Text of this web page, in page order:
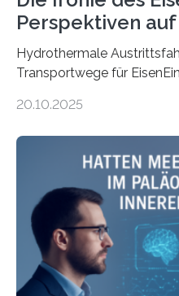
Perspektiven
Hydrothermale
Transportwege für
Umweltwissenschaften der
Stoffkreislauf im Ozean
mit dem Titel „Iron’s
& Environment
Forschungsergebnisse
neu, um zu erklären, wie
Systemen freigesetzt
transportiert werden kann.
20.10.2025